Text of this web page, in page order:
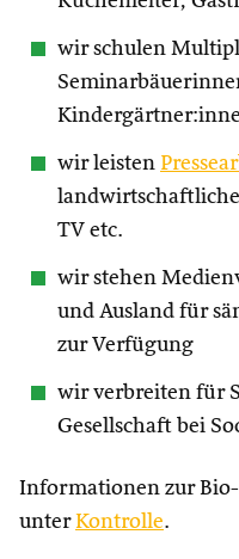
wir schulen
wir leisten
TV etc.
wir stehen
und Ausland für
zur Verfügung
wir verbreiten für
Gesellschaft bei
Informationen zur
unterKontrolle.